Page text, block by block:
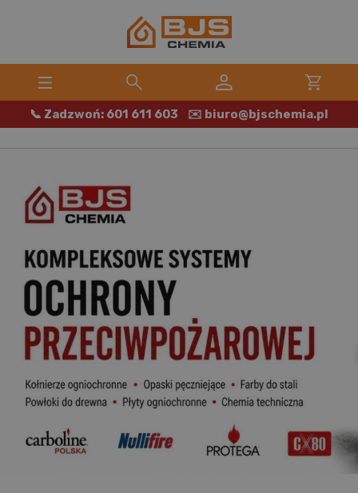
📞 Zadzwoń: 601 611 603 ✉️ biuro@bjschemia.pl